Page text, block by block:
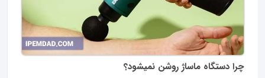
چرا دستگاه ماساژ روشن نمیشود؟